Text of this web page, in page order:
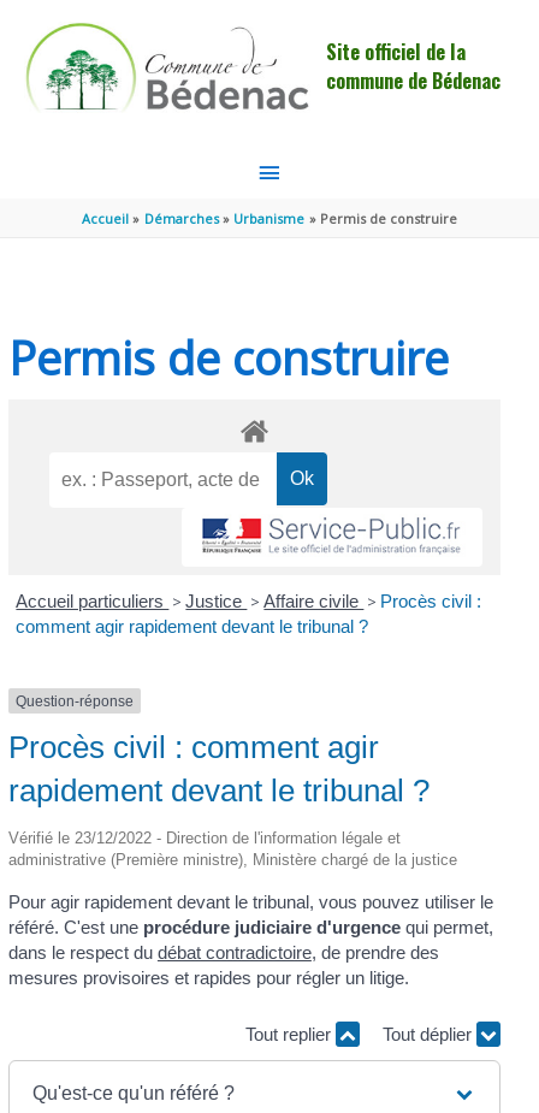
Site officiel de la
commune de Bédenac
MENU
PRINCIPAL
Accueil Démarches Urbanisme Permis de construire
Permis de construire
Accueil particuliers > Justice > Affaire civile > Procès civil :
comment agir rapidement devant le tribunal ?
Question-réponse
Procès civil : comment agir
rapidement devant le tribunal ?
Vérifié le 23/12/2022 - Direction de l'information légale et
administrative (Première ministre), Ministère chargé de la justice
Pour agir rapidement devant le tribunal, vous pouvez utiliser le
référé. C'est uneprocédure judiciaire d'urgencequi permet,
dans le respect du débat contradictoire, de prendre des
mesures provisoires et rapides pour régler un litige.
Tout replier Tout déplier
Qu'est-ce qu'un référé ?